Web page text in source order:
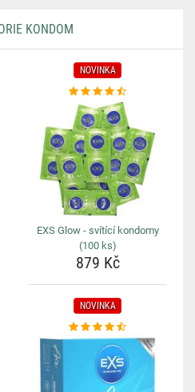
KONDOM
NOVINKA
EXS Glow - svítící kondomy
(100 ks)
879 Kč
NOVINKA